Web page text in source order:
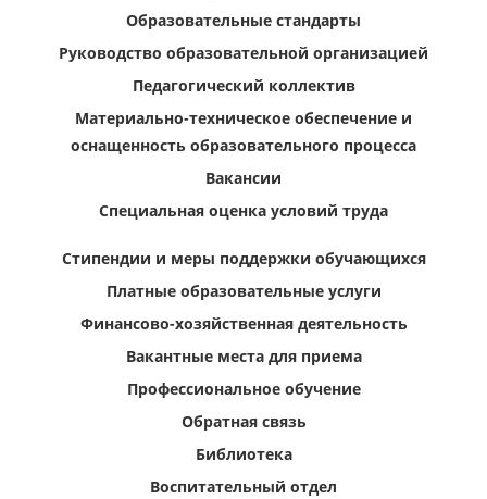
Образовательные стандарты
Руководство образовательной организацией
Педагогический коллектив
Материально-техническое обеспечение и
оснащенность образовательного процесса
Вакансии
Специальная оценка условий труда
Стипендии и меры поддержки обучающихся
Платные образовательные услуги
Финансово-хозяйственная деятельность
Вакантные места для приема
Профессиональное обучение
Обратная связь
Библиотека
Воспитательный отдел